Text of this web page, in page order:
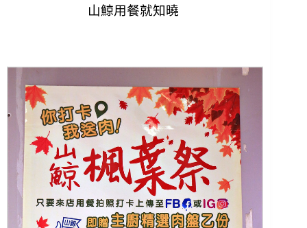
山鯨用餐就知曉